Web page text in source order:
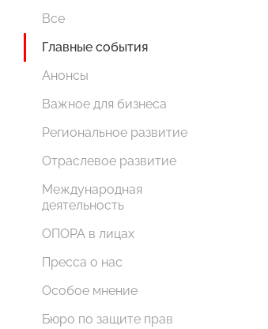
Все
Главные события
Анонсы
Важное для бизнеса
Региональное развитие
Отраслевое развитие
Международная
деятельность
ОПОРА в лицах
Пресса о нас
Особое мнение
Бюро по защите прав